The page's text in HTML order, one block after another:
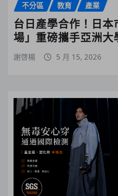
不分區 教育 產業
台日產學合作！日
場」重磅攜手亞洲大
謝啓楊 5 月 15, 2026